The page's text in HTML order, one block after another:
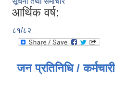
आर्थिक वर्ष:
८१/८२
जन प्रतिनिधि / कर्मचारी